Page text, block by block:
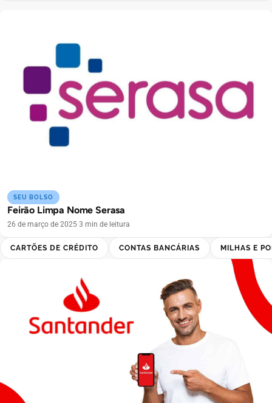
SEU BOLSO
Feirão Limpa Nome Serasa
26 de março de 2025·3 min de leitura
CARTÕES DE CRÉDITO CONTAS BANCÁRIAS MILHAS E